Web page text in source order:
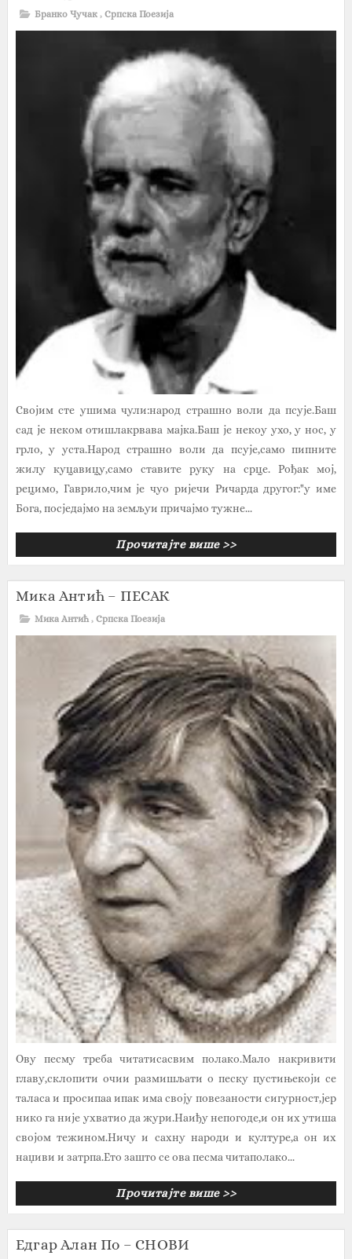
Бранко Чучак , Српска Поезија
Својим сте ушима чули:народ страшно воли да псује.Баш
сад је неком отишлакрвава мајка.Баш је некоу ухо, у нос, у
грло, у уста.Народ страшно воли да псује,само пипните
жилу куцавицу,само ставите руку на срце. Рођак мој,
рецимо, Гаврило,чим је чуо ријечи Ричарда другог:"у име
Бога, посједајмо на земљуи причајмо тужне...
Прочитајте више >>
Мика Антић – ПЕСАК
Мика Антић , Српска Поезија
Ову песму треба читатисасвим полако.Мало накривити
главу,склопити очии размишљати о песку пустињекоји се
таласа и просипаа ипак има своју повезаности сигурност,јер
нико га није ухватио да жури.Наиђу непогоде,и он их утиша
својом тежином.Ничу и сахну народи и културе,а он их
наџиви и затрпа.Ето зашто се ова песма читаполако...
Прочитајте више >>
Едгар Алан По – СНОВИ